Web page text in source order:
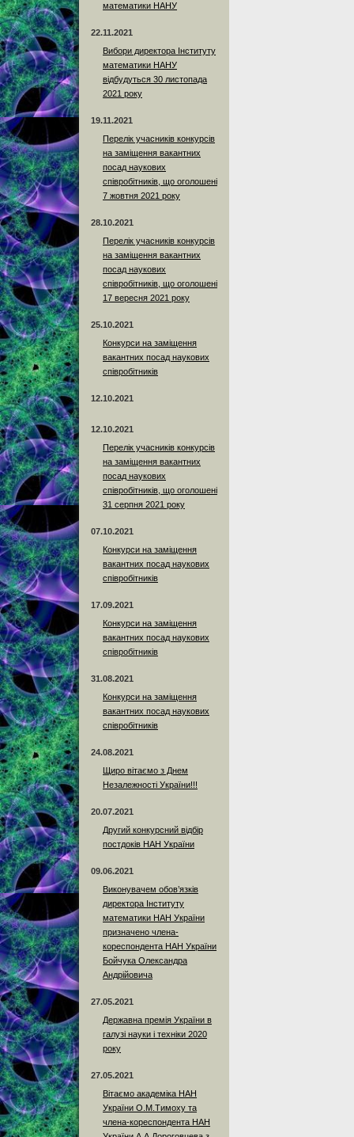
математики НАНУ
22.11.2021
Вибори директора Інституту
математики НАНУ
відбудуться 30 листопада
2021 року
19.11.2021
Перелік учасників конкурсів
на заміщення вакантних
посад наукових
співробітників, що оголошені
7 жовтня 2021 року
28.10.2021
Перелік учасників конкурсів
на заміщення вакантних
посад наукових
співробітників, що оголошені
17 вересня 2021 року
25.10.2021
Конкурси на заміщення
вакантних посад наукових
співробітників
12.10.2021
12.10.2021
Перелік учасників конкурсів
на заміщення вакантних
посад наукових
співробітників, що оголошені
31 серпня 2021 року
07.10.2021
Конкурси на заміщення
вакантних посад наукових
співробітників
17.09.2021
Конкурси на заміщення
вакантних посад наукових
співробітників
31.08.2021
Конкурси на заміщення
вакантних посад наукових
співробітників
24.08.2021
Щиро вітаємо з Днем
Незалежності України!!!
20.07.2021
Другий конкурсний відбір
постдоків НАН України
09.06.2021
Виконувачем обов’язків
директора Інституту
математики НАН України
призначено члена-
кореспондента НАН України
Бойчука Олександра
Андрійовича
27.05.2021
Державна премія України в
галузі науки і техніки 2020
року
27.05.2021
Вітаємо академіка НАН
України О.М.Тимоху та
члена-кореспондента НАН